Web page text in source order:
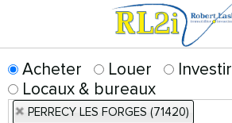
Acheter Louer
Investir
Locaux & bureaux
PERRECY LES FORGES (71420)